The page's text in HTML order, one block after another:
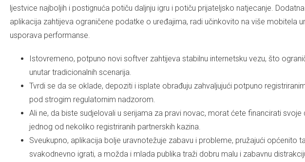
ljestvice najboljih i postignuća potiču daljnju igru ​​i potiču prijateljsko natjecanje.
aplikacija zahtijeva ograničene podatke o uređajima, radi učinkovito na više mobitela
usporava performanse.
Istovremeno, potpuno novi softver zahtijeva stabilnu internetsku vezu, što
unutar tradicionalnih scenarija.
Tvrdi se da se oklade, depoziti i isplate obrađuju zahvaljujući potpuno
pod strogim regulatornim nadzorom.
Ali ne, da biste sudjelovali u serijama za pravi novac, morat ćete financirati svoje
jednog od nekoliko registriranih partnerskih kazina.
Sveukupno, aplikacija bolje uravnotežuje zabavu i probleme, pružajući općenito
svakodnevno igrati, a možda i mlada publika traži dobru malu i zabavnu